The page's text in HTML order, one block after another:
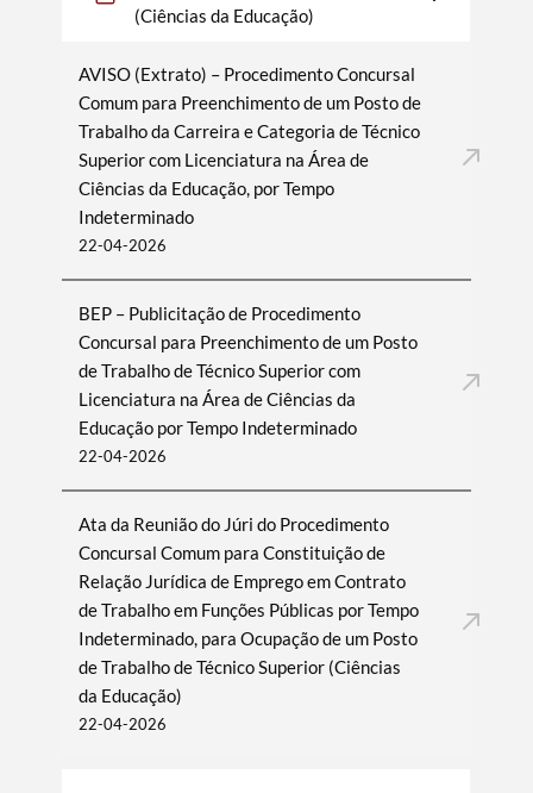
(Ciências da Educação)
AVISO (Extrato) – Procedimento Concursal
Comum para Preenchimento de um Posto de
Trabalho da Carreira e Categoria de Técnico
Superior com Licenciatura na Área de
Ciências da Educação, por Tempo
Indeterminado
22-04-2026
BEP – Publicitação de Procedimento
Concursal para Preenchimento de um Posto
de Trabalho de Técnico Superior com
Licenciatura na Área de Ciências da
Educação por Tempo Indeterminado
22-04-2026
Ata da Reunião do Júri do Procedimento
Concursal Comum para Constituição de
Relação Jurídica de Emprego em Contrato
de Trabalho em Funções Públicas por Tempo
Indeterminado, para Ocupação de um Posto
de Trabalho de Técnico Superior (Ciências
da Educação)
22-04-2026